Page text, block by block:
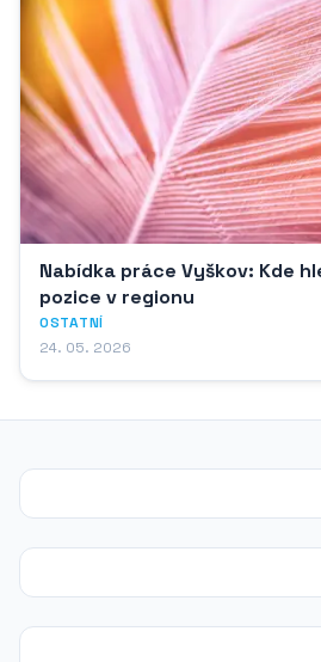
Nabídka práce Vyškov: Kde
pozice v regionu
OSTATNÍ
24. 05. 2026